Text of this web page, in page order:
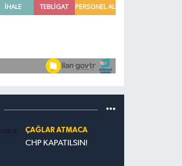
ÇAĞLAR ATMACA
CHP KAPATILSIN!